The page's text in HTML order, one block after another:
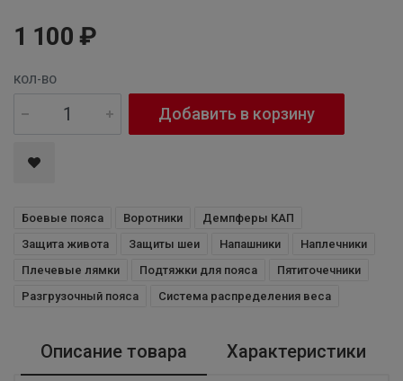
1 100 ₽
КОЛ-ВО
Добавить в корзину
Боевые пояса Воротники
Демпферы КАП
Защита живота
Защиты шеи Напашники
Наплечники
Плечевые лямки
Подтяжки для пояса
Пятиточечники
Разгрузочный пояса
Система распределения веса
Описание товара Характеристики